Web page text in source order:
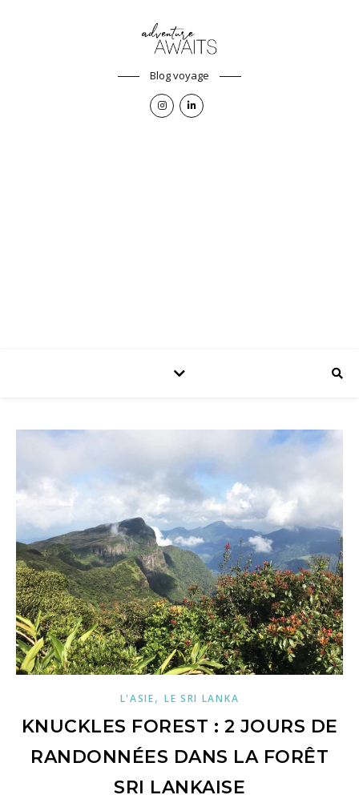
Blog voyage
L'ASIE, LE SRI LANKA
KNUCKLES FOREST : 2 JOURS DE
RANDONNÉES DANS LA FORÊT
SRI LANKAISE